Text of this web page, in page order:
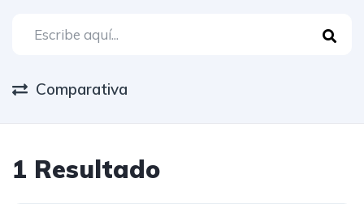
Comparativa
1 Resultado